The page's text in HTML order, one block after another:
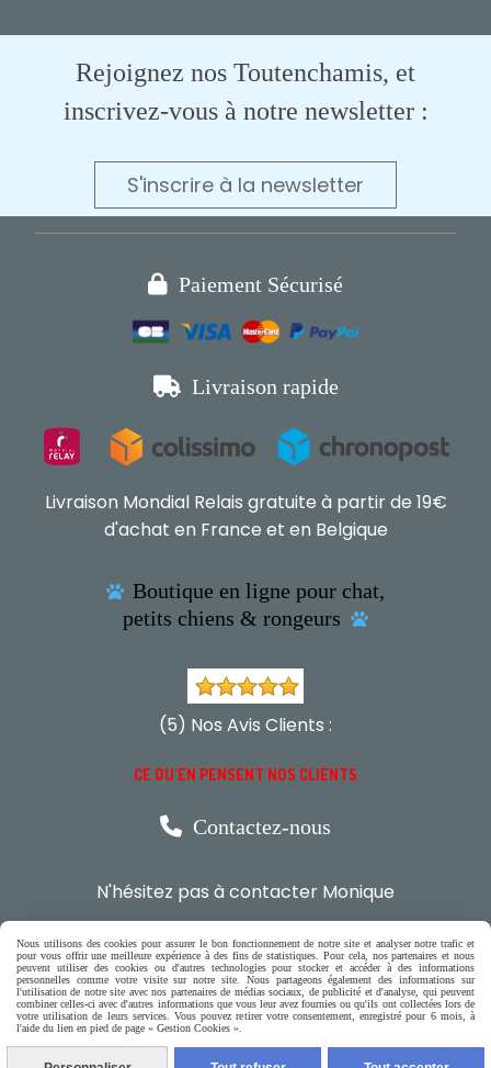
Rejoignez nos Toutenchamis, et
inscrivez-vous à notre newsletter :
S'inscrire à la newsletter
 Paiement Sécurisé
 Livraison rapide
Livraison Mondial Relais gratuite à partir de 19€
d'achat en France et en Belgique
 Boutique en ligne pour chat,
petits chiens & rongeurs

(5) Nos Avis Clients :
CE QU'EN PENSENT NOS CLIENTS
 Contactez-nous
N'hésitez pas à contacter Monique
par téléphone
0618321265
ou par message
ENVOYER UN MESSAGE
Nous utilisons des cookies pour assurer le bon fonctionnement de notre site et analyser notre trafic et
pour vous offrir une meilleure expérience à des fins de statistiques. Pour cela, nos partenaires et nous
peuvent utiliser des cookies ou d'autres technologies pour stocker et accéder à des informations
personnelles comme votre visite sur notre site. Nous partageons également des informations sur
l'utilisation de notre site avec nos partenaires de médias sociaux, de publicité et d'analyse, qui peuvent
combiner celles-ci avec d'autres informations que vous leur avez fournies ou qu'ils ont collectées lors de
votre utilisation de leurs services. Vous pouvez retirer votre consentement, enregistré pour 6 mois, à
l'aide du lien en pied de page « Gestion Cookies ».